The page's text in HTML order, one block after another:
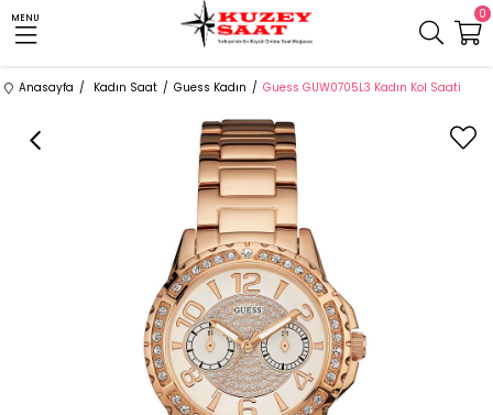
MENU 0
Anasayfa Kadın Saat Guess Kadın Guess GUW0705L3 Kadın Kol Saati